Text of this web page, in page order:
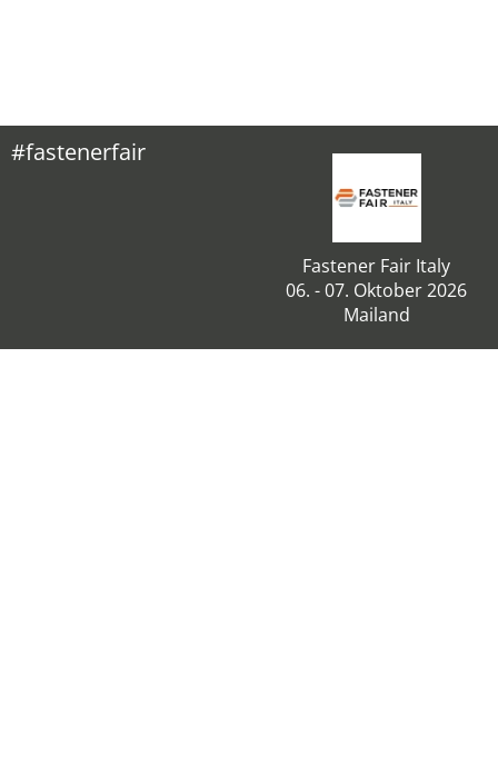
#fastenerfair
Fastener Fair Italy
06. - 07. Oktober 2026
Mailand